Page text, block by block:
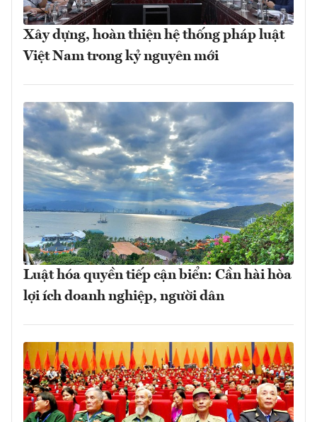
Xây dựng, hoàn thiện hệ thống pháp luật
Việt Nam trong kỷ nguyên mới
Luật hóa quyền tiếp cận biển: Cần hài hòa
lợi ích doanh nghiệp, người dân